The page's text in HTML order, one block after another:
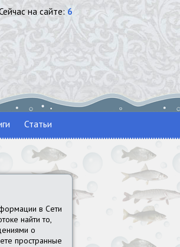
на сайте: 6
Статьи
в Сети
найти то,
о
пространные